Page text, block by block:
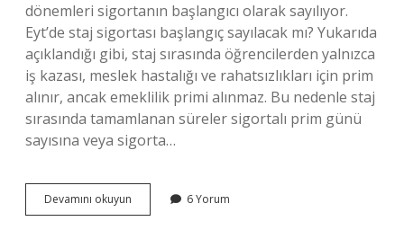
dönemleri sigortanın başlangıcı olarak sayılıyor.
Eyt’de staj sigortası başlangıç sayılacak mı? Yukarıda
açıklandığı gibi, staj sırasında öğrencilerden yalnızca
iş kazası, meslek hastalığı ve rahatsızlıkları için prim
alınır, ancak emeklilik primi alınmaz. Bu nedenle staj
sırasında tamamlanan süreler sigortalı prim günü
sayısına veya sigorta…
Devamını okuyun
Sigortası
6 Yorum